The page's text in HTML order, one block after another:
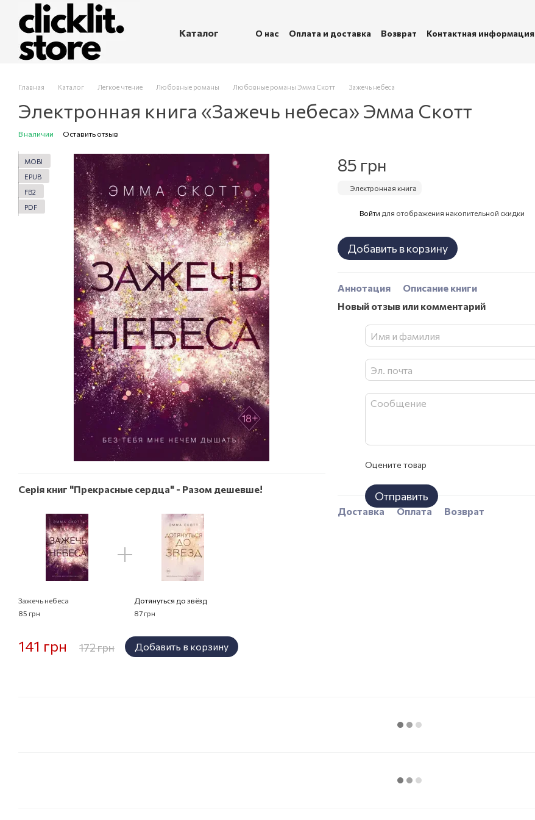
Перейти к основному контенту
Каталог О нас Оплата и доставка Возврат
Контактная информация
Главная Каталог Легкое чтение Любовные романы Любовные романы Эмма Скотт Зажечь небеса
Электронная книга «Зажечь небеса» Эмма Скотт
В наличии Оставить отзыв
MOBI
EPUB
FB2
PDF
Серія книг "Прекрасные сердца" - Разом дешевше!
Зажечь небеса
85 грн
Дотянуться до звёзд
87 грн
141 грн 172 грн Добавить в корзину
85 грн
Электронная книга
Войти для отображения накопительной скидки
Добавить в корзину
Аннотация
Описание книги
Новый отзыв или комментарий
Оцените товар
Отправить
Доставка Оплата Возврат